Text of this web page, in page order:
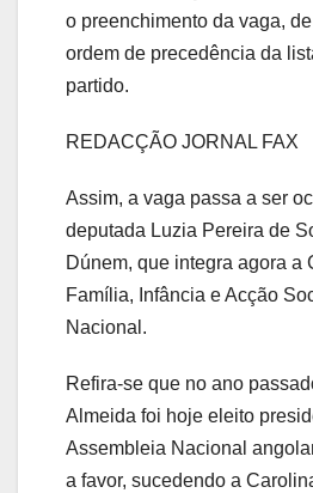
o preenchimento da vaga,
ordem de precedência da
partido.
REDACÇÃO JORNAL FAX
Assim, a vaga passa a ser
deputada Luzia Pereira de
Dúnem, que integra agora a
Família, Infância e Acção
Nacional.
Refira-se que no ano
Almeida foi hoje eleito
Assembleia Nacional
a favor, sucedendo a